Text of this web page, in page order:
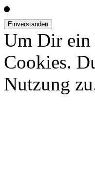
Um Dir ein
Cookies.
Nutzung